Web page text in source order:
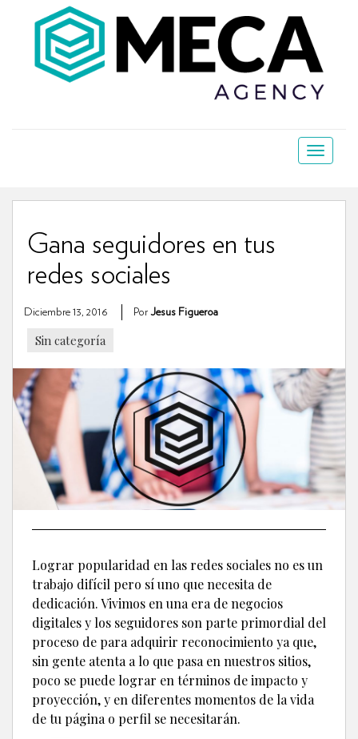
Gana seguidores en tus
redes sociales
Diciembre 13, 2016 PorJesus Figueroa
Sin categoría
Lograr popularidad en las redes sociales no es un
trabajo difícil pero sí uno que necesita de
dedicación. Vivimos en una era de negocios
digitales y los seguidores son parte primordial del
proceso de para adquirir reconocimiento ya que,
sin gente atenta a lo que pasa en nuestros sitios,
poco se puede lograr en términos de impacto y
proyección, y en diferentes momentos de la vida
de tu página o perfil se necesitarán.